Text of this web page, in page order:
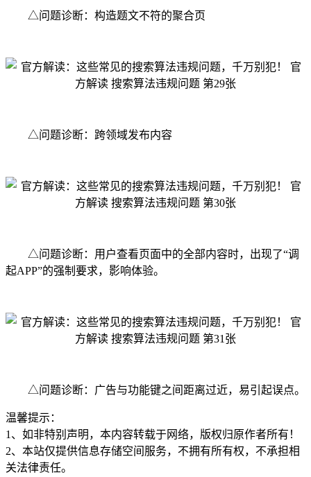
△问题诊断：构造题文不符的聚合页
△问题诊断：跨领域发布内容
△问题诊断：用户查看页面中的全部内容时，出现了“调
起APP”的强制要求，影响体验。
△问题诊断：广告与功能键之间距离过近，易引起误点。
温馨提示：
1、如非特别声明，本内容转载于网络，版权归原作者所有！
2、本站仅提供信息存储空间服务，不拥有所有权，不承担相
关法律责任。